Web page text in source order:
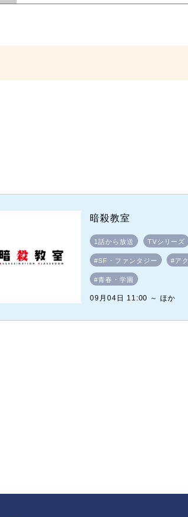
暗殺教室
1話から放送 TVシリーズ
#SF・ファンタジー #ア
#青春・学園
09月04日 11:00 ～ ほか